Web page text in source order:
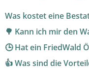
Was kostet eine
🌳 Kann ich mir den
🕒 Hat ein FriedWald
👍 Was sind die